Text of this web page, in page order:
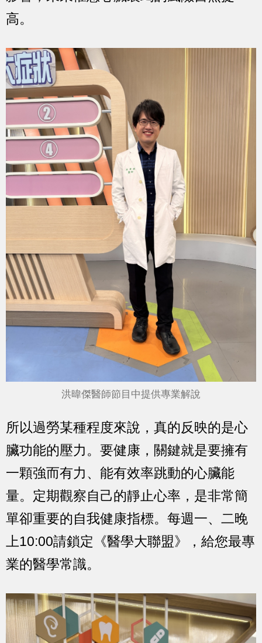
高。
洪暐傑醫師節目中提供專業解說
所以過勞某種程度來說，真的反映的是心
臟功能的壓力。要健康，關鍵就是要擁有
一顆強而有力、能有效率跳動的心臟能
量。定期觀察自己的靜止心率，是非常簡
單卻重要的自我健康指標。 每週一、二晚
上10:00請鎖定《醫學大聯盟》，給您最專
業的醫學常識。